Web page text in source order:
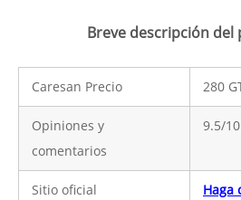
Breve descripción
Caresan Precio 280
Opiniones y
comentarios
9.5/
Sitio oficial Haga